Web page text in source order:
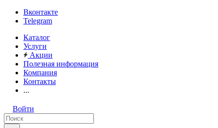
Вконтакте
Telegram
Каталог
Услуги
Акции
Полезная информация
Компания
Контакты
...
Войти